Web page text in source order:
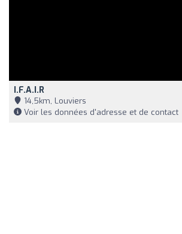
I.f.a.i.r
14,5km, Louviers
Voir les données d'adresse et de contact